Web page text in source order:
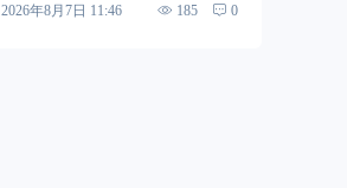
2026年8月7日 11:46
185 0